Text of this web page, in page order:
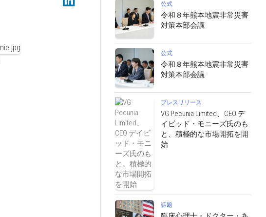
公式
令和８年熊本地震非常災害
対策本部会議
公式
令和８年熊本地震非常災害
対策本部会議
プレスリリース
VG Pecunia Limited、CEO デ
イビッド・モニーズ氏のも
と、積極的な市場開拓を開
始
話題